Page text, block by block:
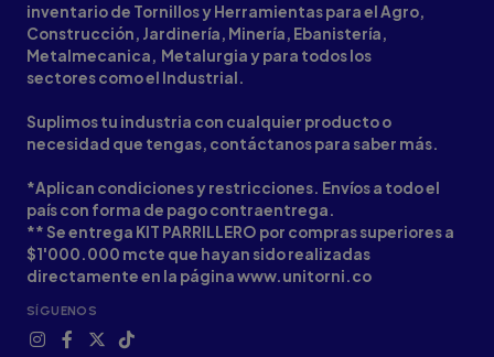
inventario de Tornillos y Herramientas para el Agro,
Construcción, Jardinería, Minería, Ebanistería,
Metalmecanica, Metalurgia y para todos los
sectores como el Industrial.
Suplimos tu industria con cualquier producto o
necesidad que tengas, contáctanos para saber más.
*Aplican condiciones y restricciones. Envíos a todo el
país con forma de pago contraentrega.
** Se entrega KIT PARRILLERO por compras superiores a
$1'000.000 mcte que hayan sido realizadas
directamente en la página www.unitorni.co
SÍGUENOS